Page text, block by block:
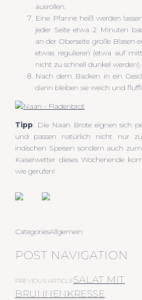
ausrollen.
Eine Pfanne heiß werden
jeder Seite etwa 2 Minuten
an der Oberseite große Blasen
etwas regulieren (etwa auf
nicht zu schnell dunkel werden).
Nach dem Backen in ein
dann bleiben sie weich und
Tipp: Die Naan Brote eignen sich
und passen natürlich nicht nur
indischen Speisen sondern auch
Kaiserwetter dieses Wochenende
wie gerufen!
CategoriesAllgemein
POST NAVIGATION
PREVIOUS ARTICLESALAT MIT
BRUNNENKRESSE